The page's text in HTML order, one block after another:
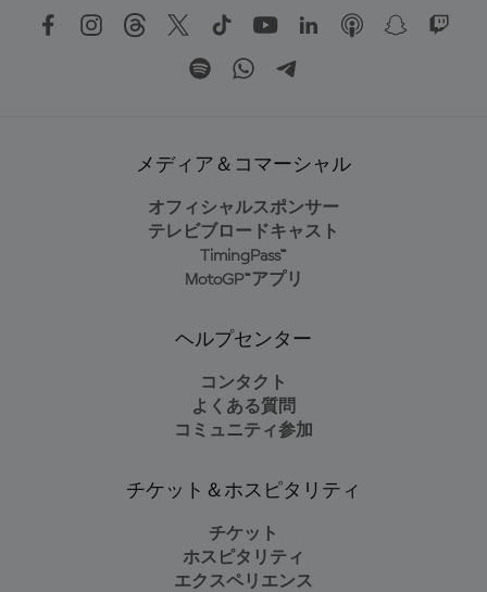
メディア＆コマーシャル
オフィシャルスポンサー
テレビブロードキャスト
TimingPass™
MotoGP™アプリ
ヘルプセンター
コンタクト
よくある質問
コミュニティ参加
チケット＆ホスピタリティ
チケット
ホスピタリティ
エクスペリエンス